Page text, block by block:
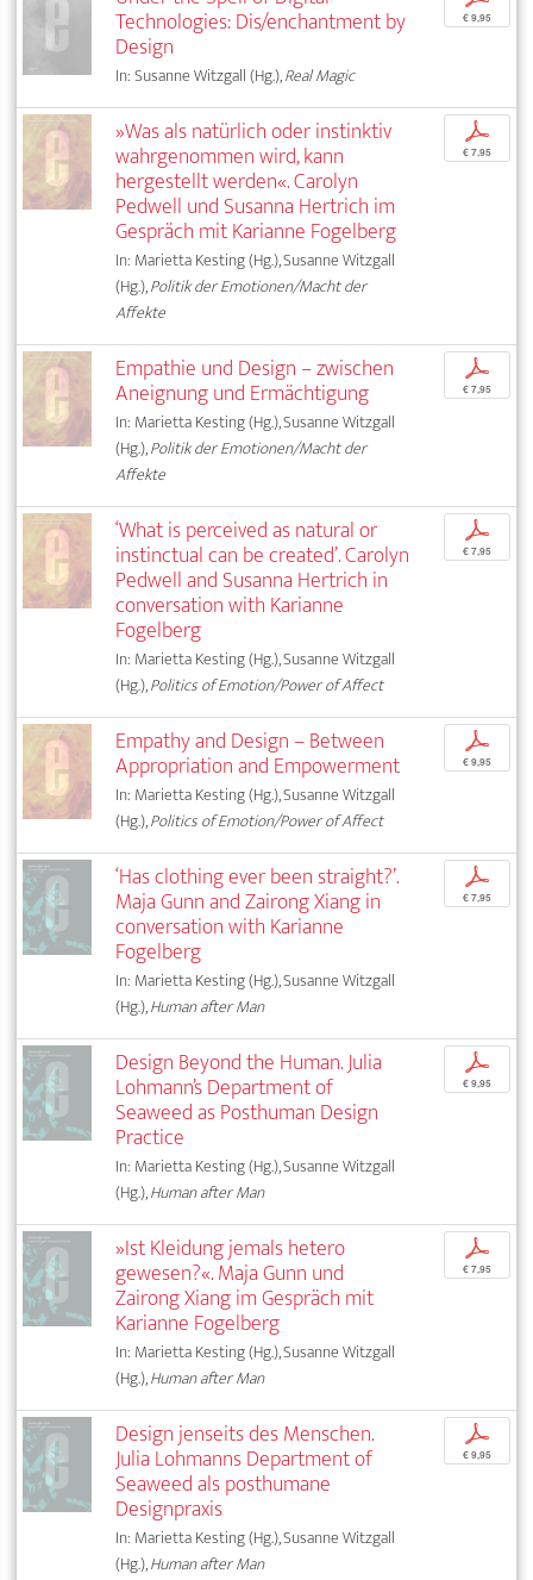
Technologies: Dis/enchantment by
Design
In: Susanne Witzgall (Hg.),Real Magic
€ 9,95
»Was als natürlich oder instinktiv
wahrgenommen wird, kann
hergestellt werden«. Carolyn
Pedwell und Susanna Hertrich im
Gespräch mit Karianne Fogelberg
In: Marietta Kesting (Hg.), Susanne Witzgall
(Hg.),Politik der Emotionen/Macht der
Affekte
p
€ 7,95
Empathie und Design – zwischen
Aneignung und Ermächtigung
In: Marietta Kesting (Hg.), Susanne Witzgall
(Hg.),Politik der Emotionen/Macht der
Affekte
p
€ 7,95
‘What is perceived as natural or
instinctual can be created’. Carolyn
Pedwell and Susanna Hertrich in
conversation with Karianne
Fogelberg
In: Marietta Kesting (Hg.), Susanne Witzgall
(Hg.),Politics of Emotion/Power of Affect
p
€ 7,95
Empathy and Design – Between
Appropriation and Empowerment
In: Marietta Kesting (Hg.), Susanne Witzgall
(Hg.),Politics of Emotion/Power of Affect
p
€ 9,95
‘Has clothing ever been straight?’.
Maja Gunn and Zairong Xiang in
conversation with Karianne
Fogelberg
In: Marietta Kesting (Hg.), Susanne Witzgall
(Hg.),Human after Man
p
€ 7,95
Design Beyond the Human. Julia
Lohmann’s Department of
Seaweed as Posthuman Design
Practice
In: Marietta Kesting (Hg.), Susanne Witzgall
(Hg.),Human after Man
p
€ 9,95
»Ist Kleidung jemals hetero
gewesen?«. Maja Gunn und
Zairong Xiang im Gespräch mit
Karianne Fogelberg
In: Marietta Kesting (Hg.), Susanne Witzgall
(Hg.),Human after Man
p
€ 7,95
Design jenseits des Menschen.
Julia Lohmanns Department of
Seaweed als posthumane
Designpraxis
In: Marietta Kesting (Hg.), Susanne Witzgall
(Hg.),Human after Man
p
€ 9,95